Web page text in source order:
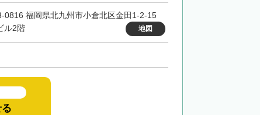
0816 福岡県北九州市小倉北区金田1-2-15
ル2階
地図